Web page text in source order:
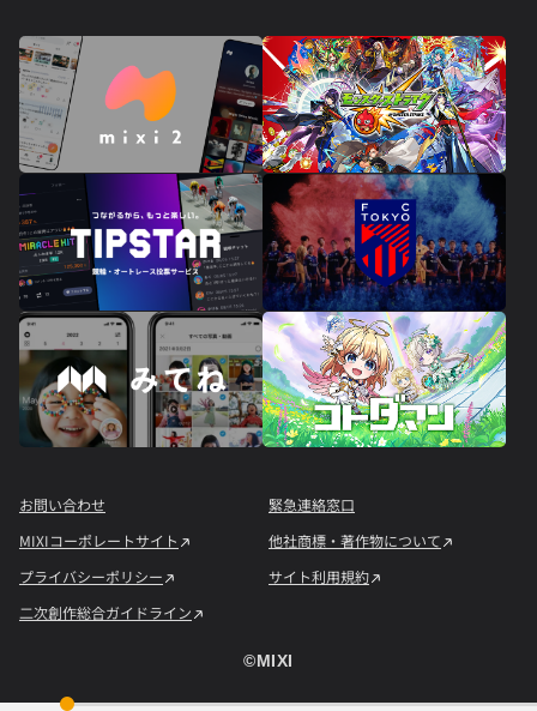
お問い合わせ
緊急連絡窓口
MIXIコーポレートサイト
他社商標・著作物について
プライバシーポリシー
サイト利用規約
二次創作総合ガイドライン
©︎MIXI